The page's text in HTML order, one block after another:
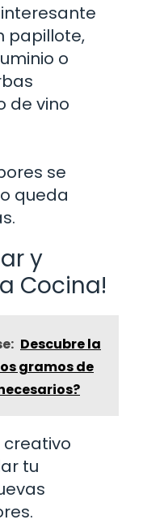
papillote,
o
de vino
se
queda
y
Cocina!
Descubre la
gramos de
creativo
tu